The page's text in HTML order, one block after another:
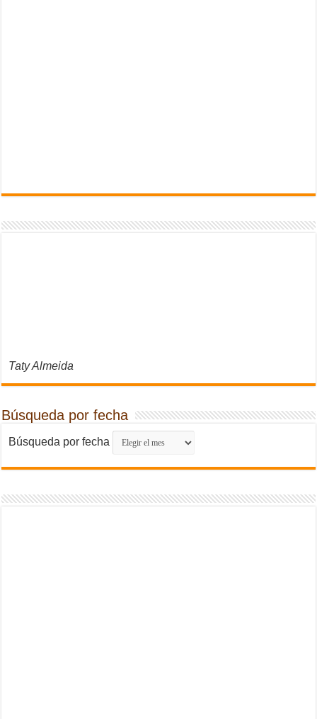
Taty Almeida
Búsqueda por fecha
Búsqueda por fecha